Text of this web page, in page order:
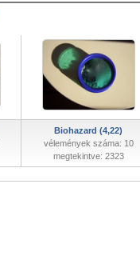
Biohazard (4,22)
vélemények száma: 10
megtekintve: 2323